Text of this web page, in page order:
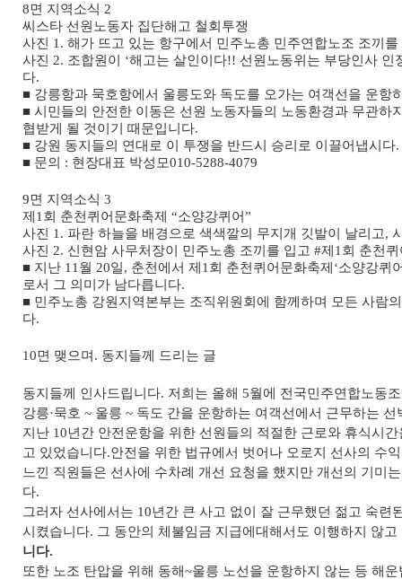
8면 지역소식 2
씨스타 선원노동자 집단해고 철회투쟁
사진 1. 해가 뜨고 있는 항구에서 민주노총 민주연합노조 조끼
사진 2. 조합원이 ‘해고는 살인이다!! 선원노동위는 부당인사 인
다.
■ 강릉항과 묵호항에서 울릉도와 독도를 오가는 여객선을 운
■ 시민들의 안전한 이동은 선원 노동자들의 노동환경과 무관하
협받게 될 것이기 때문입니다.
■ 강원 동지들의 연대로 이 투쟁을 반드시 승리로 이끌어냅시다.
■ 문의 : 현장대표 박성모010-5288-4079
9면 지역소식 3
제 1 회 춘천퀴어문화축제 “소양강퀴어”
사진 1. 파란 하늘을 배경으로 색색깔의 무지개 깃발이 날리고,
사진 2. 신현암 사무처장이 민주노총 조끼를 입고 #제 1 회 춘천
■ 지난 11 월 20일, 춘천에서 제 1 회 춘천퀴어문화축제 ‘소양강퀴
로서 그 의미가 남다릅니다.
■ 민주노총 강원지역본부는 조직위원회에 함께하며 모든 사람
다.
10면 맺으며 . 동지들께 드리는 글
동지들께 인사드립니다. 저희는 올해 5월에 전국민주연합노동
강릉·묵호 ~ 울릉 ~ 독도 간을 운항하는 여객선에서 근무하는 선
지난 10년간 안전운항을 위한 선원들의 적절한 근로와 휴식시
고 있었습니다.안전을 위한 법규에서 벗어나 오로지 선사의 수
느낀 직원들은 선사에 수차례 개선 요청을 했지만 개선의 기미
다.
그러자 선사에서는 10년간 큰 사고 없이 잘 근무했던 젊고 숙련
시켰습니다. 그 동안의 체불임금 지급에대해서도 이행하지 않고
니다.
또한 노조 탄압을 위해 동해~울릉 노선을 운항하지 않는 등 해